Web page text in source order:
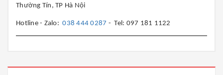
Thường Tín, TP Hà Nội
Hotline - Zalo:038 444 0287 - Tel: 097 181 1122